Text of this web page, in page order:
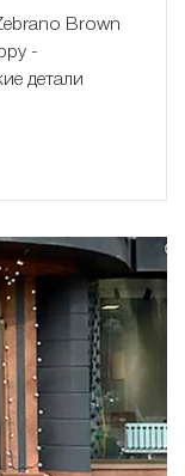
Brown
-
детали